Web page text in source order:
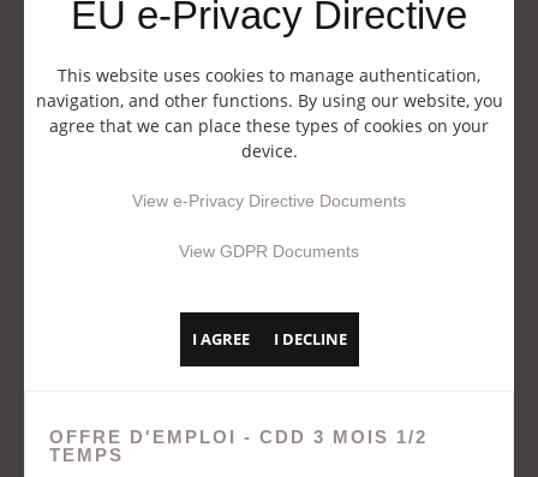
EU e-Privacy Directive
This website uses cookies to manage authentication,
navigation, and other functions. By using our website, you
agree that we can place these types of cookies on your
device.
View e-Privacy Directive Documents
View GDPR Documents
I AGREE I DECLINE
OFFRE D'EMPLOI - CDD 3 MOIS 1/2
TEMPS